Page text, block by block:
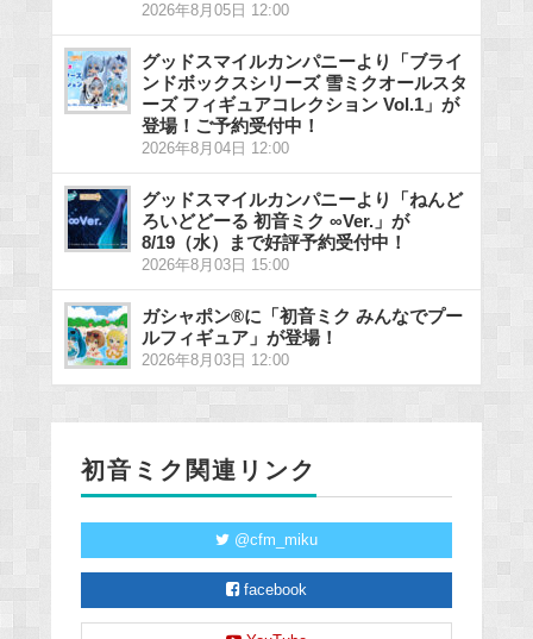
2026年8月05日 12:00
グッドスマイルカンパニーより「ブライ
ンドボックスシリーズ 雪ミクオールスタ
ーズ フィギュアコレクション Vol.1」が
登場！ご予約受付中！
2026年8月04日 12:00
グッドスマイルカンパニーより「ねんど
ろいどどーる 初音ミク ∞Ver.」が
8/19（水）まで好評予約受付中！
2026年8月03日 15:00
ガシャポン®に「初音ミク みんなでプー
ルフィギュア」が登場！
2026年8月03日 12:00
初音ミク関連リンク
@cfm_miku
facebook